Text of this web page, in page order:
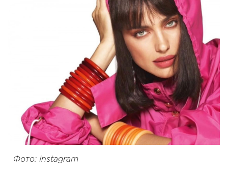
Фото: Instagram